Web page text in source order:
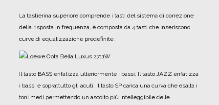
La tastierina superiore comprende i tasti del sistema di correzione
della risposta in frequenza, è composta da 4 tasti che inseriscono
curve di equalizzazione predefinite.
Il tasto BASS enfatizza ulteriormente i bassi. Il tasto JAZZ enfatizza
i bassi e soprattutto gli acuti. Il tasto SP carica una curva che esalta i
toni medi permettendo un ascolto più intelleggibile delle